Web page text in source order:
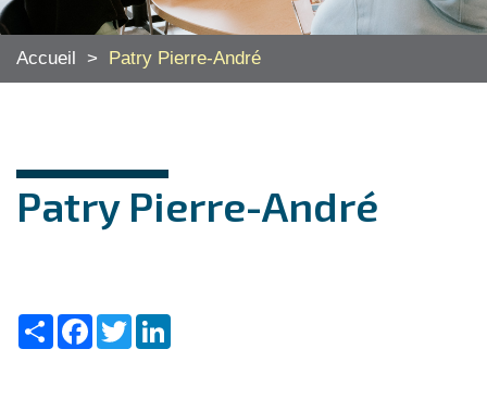
Accueil > Patry Pierre-André
Patry Pierre-André
ShareFacebook
Twitter